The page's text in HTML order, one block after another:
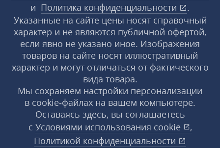
и Политика конфиденциальности
.
Указанные на сайте цены носят справочный
характер и не являются публичной офертой,
если явно не указано иное. Изображения
товаров на сайте носят иллюстративный
характер и могут отличаться от фактического
вида товара.
Мы сохраняем настройки персонализации
в cookie‑файлах на вашем компьютере.
Оставаясь здесь, вы соглашаетесь
с Условиями использования cookie
,
Политикой конфиденциальности